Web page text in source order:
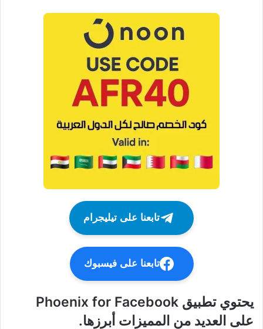
تابعنا على تيليجرام
تابعنا على فيسبوك
يحتوي تطبيق Phoenix for Facebook
على العديد من المميزات أبرزها.